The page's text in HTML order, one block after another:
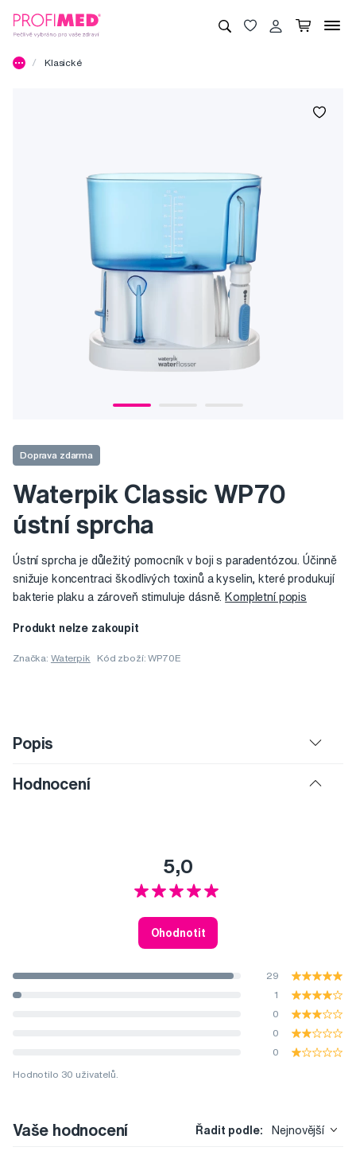
Klasické
Doprava zdarma
Waterpik Classic WP70
ústní sprcha
Ústní sprcha je důležitý pomocník v boji s paradentózou. Účinně
snižuje koncentraci škodlivých toxinů a kyselin, které produkují
bakterie plaku a zároveň stimuluje dásně. Kompletní popis
Produkt nelze zakoupit
Značka: Waterpik Kód zboží: WP70E
Popis
Hodnocení
5,0
Ohodnotit
29
1
0
0
0
Hodnotilo 30 uživatelů.
Vaše hodnocení Řadit podle: Nejnovější